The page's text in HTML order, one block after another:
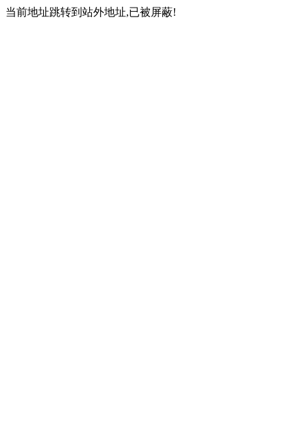
当前地址跳转到站外地址,已被屏蔽!